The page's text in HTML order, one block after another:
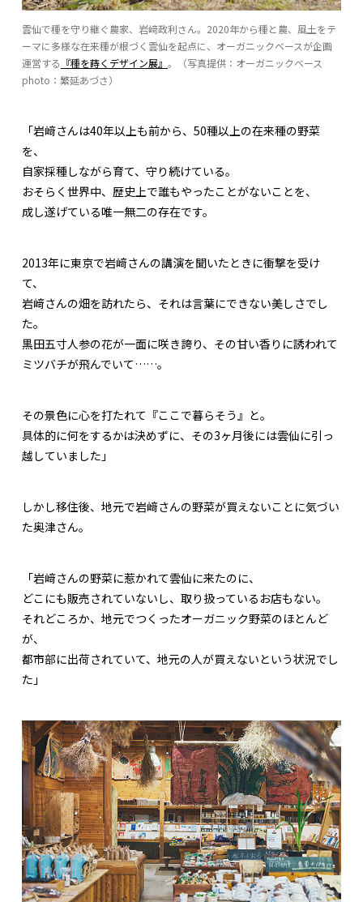
雲仙で種を守り継ぐ農家、岩﨑政利さん。2020年から種と農、風土をテ
ーマに多様な在来種が根づく雲仙を起点に、オーガニックベースが企画
運営する 『種を蒔くデザイン展』 。（写真提供：オーガニックベース
photo：繁延あづさ）
「岩﨑さんは40年以上も前から、50種以上の在来種の野菜
を、
自家採種しながら育て、守り続けている。
おそらく世界中、歴史上で誰もやったことがないことを、
成し遂げている唯一無二の存在です。
2013年に東京で岩﨑さんの講演を聞いたときに衝撃を受け
て、
岩﨑さんの畑を訪れたら、それは言葉にできない美しさでし
た。
黒田五寸人参の花が一面に咲き誇り、その甘い香りに誘われて
ミツバチが飛んでいて……。
その景色に心を打たれて『ここで暮らそう』と。
具体的に何をするかは決めずに、その3ヶ月後には雲仙に引っ
越していました」
しかし移住後、地元で岩﨑さんの野菜が買えないことに気づい
た奥津さん。
「岩﨑さんの野菜に惹かれて雲仙に来たのに、
どこにも販売されていないし、取り扱っているお店もない。
それどころか、地元でつくったオーガニック野菜のほとんど
が、
都市部に出荷されていて、地元の人が買えないという状況でし
た」